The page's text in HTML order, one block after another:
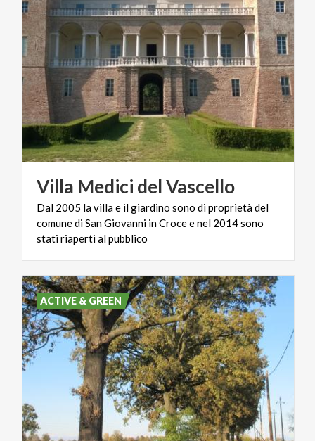
Villa Medici delVascello
Dal 2005 la villa e il giardino sono di proprietà del
comune di San Giovanni in Croce e nel 2014 sono
stati riaperti al pubblico
ACTIVE & GREEN